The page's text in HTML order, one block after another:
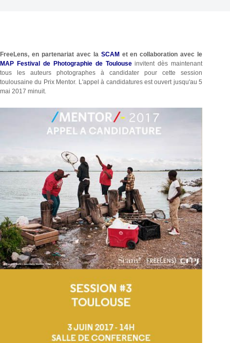
FreeLens, en partenariat avec laSCAM et en collaboration avec le
MAP Festival de Photographie de Toulouse invitent dès maintenant
tous les auteurs photographes à candidater pour cette session
toulousaine du Prix Mentor. L'appel à candidatures est ouvert jusqu'au 5
mai 2017 minuit.